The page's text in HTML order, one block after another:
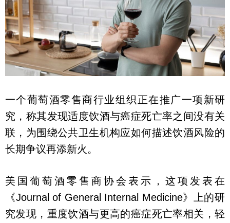
一个葡萄酒零售商行业组织正在推广一项新研
究，称其发现适度饮酒与癌症死亡率之间没有关
联，为围绕公共卫生机构应如何描述饮酒风险的
长期争议再添新火。
美国葡萄酒零售商协会表示，这项发表在
《Journal of General Internal Medicine》上的研
究发现，重度饮酒与更高的癌症死亡率相关，轻